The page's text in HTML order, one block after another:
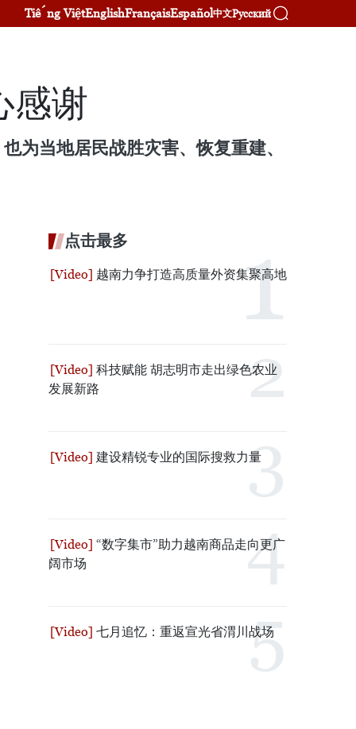
Tiếng ViệtEnglishFrançaisEspañol中文Русский
感谢
为当地居民战胜灾害、恢复重建、
点击最多
越南力争打造高质量外资集聚高地
科技赋能 胡志明市走出绿色农业
发展新路
建设精锐专业的国际搜救力量
“数字集市”助力越南商品走向更广
阔市场
七月追忆：重返宣光省渭川战场